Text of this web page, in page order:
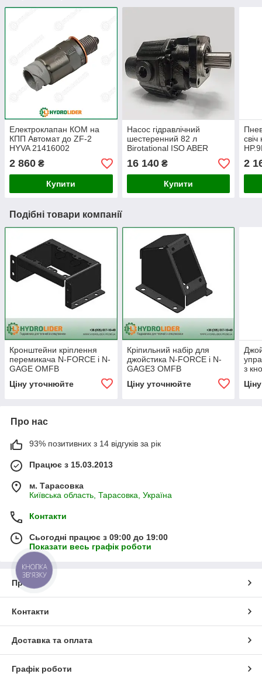
Електроклапан КОМ на
КПП Автомат до ZF-2
HYVA 21416002
2 860 ₴
Купити
Насос гідравлічний
шестеренний 82 л
Birotational ISO ABER
16 140₴
Купити
2
Подібні товари компанії
Кронштейни кріплення
перемикача N-FORCE і N-
GAGE OMFB
Ціну уточнюйте
Кріпильний набір для
джойстика N-FORCE і N-
GAGE3 OMFB
Ціну уточнюйте
з
Про нас
93% позитивних з 14 відгуків за рік
Працює з 15.03.2013
м. Тарасовка
Київська область, Тарасовка, Україна
Контакти
Сьогодні працює з 09:00 до 19:00
Показати весь графік роботи
Про нас
Контакти
Доставка та оплата
Графік роботи
КНОПКА
ЗВ'ЯЗКУ